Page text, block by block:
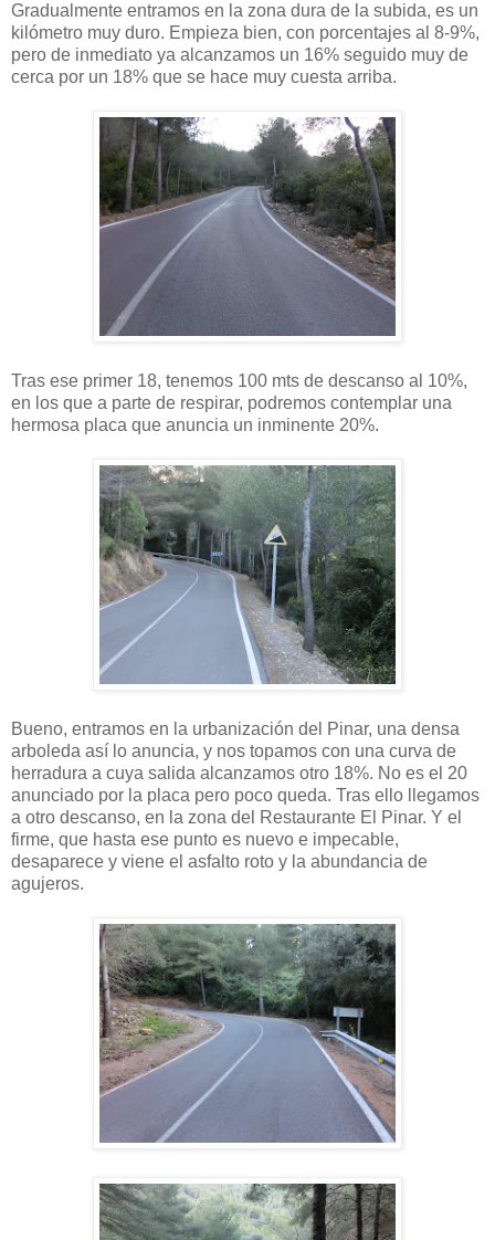
Gradualmente entramos en la zona dura de la subida, es un
kilómetro muy duro. Empieza bien, con porcentajes al 8-9%,
pero de inmediato ya alcanzamos un 16% seguido muy de
cerca por un 18% que se hace muy cuesta arriba.
Tras ese primer 18, tenemos 100 mts de descanso al 10%,
en los que a parte de respirar, podremos contemplar una
hermosa placa que anuncia un inminente 20%.
Bueno, entramos en la urbanización del Pinar, una densa
arboleda así lo anuncia, y nos topamos con una curva de
herradura a cuya salida alcanzamos otro 18%. No es el 20
anunciado por la placa pero poco queda. Tras ello llegamos
a otro descanso, en la zona del Restaurante El Pinar. Y el
firme, que hasta ese punto es nuevo e impecable,
desaparece y viene el asfalto roto y la abundancia de
agujeros.